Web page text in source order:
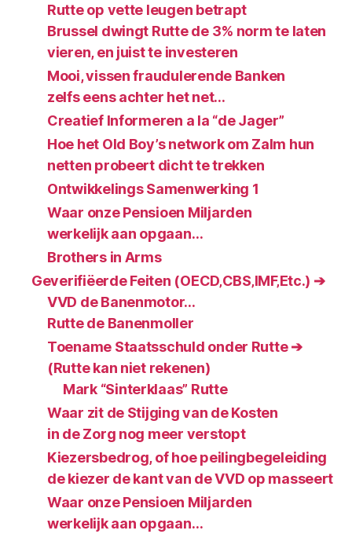
Rutte op vette leugen betrapt
Brussel dwingt Rutte de 3% norm te laten
vieren, en juist te investeren
Mooi, vissen fraudulerende Banken
zelfs eens achter het net…
Creatief Informeren a la “de Jager”
Hoe het Old Boy’s network om Zalm hun
netten probeert dicht te trekken
Ontwikkelings Samenwerking 1
Waar onze Pensioen Miljarden
werkelijk aan opgaan…
Brothers in Arms
Geverifiëerde Feiten (OECD‚CBS‚IMF‚Etc.) ➔
VVD de Banenmotor…
Rutte de Banenmoller
Toename Staatsschuld onder Rutte ➔
(Rutte kan niet rekenen)
Mark “Sinterklaas” Rutte
Waar zit de Stijging van de Kosten
in de Zorg nog meer verstopt
Kiezersbedrog, of hoe peilingbegeleiding
de kiezer de kant van de VVD op masseert
Waar onze Pensioen Miljarden
werkelijk aan opgaan…